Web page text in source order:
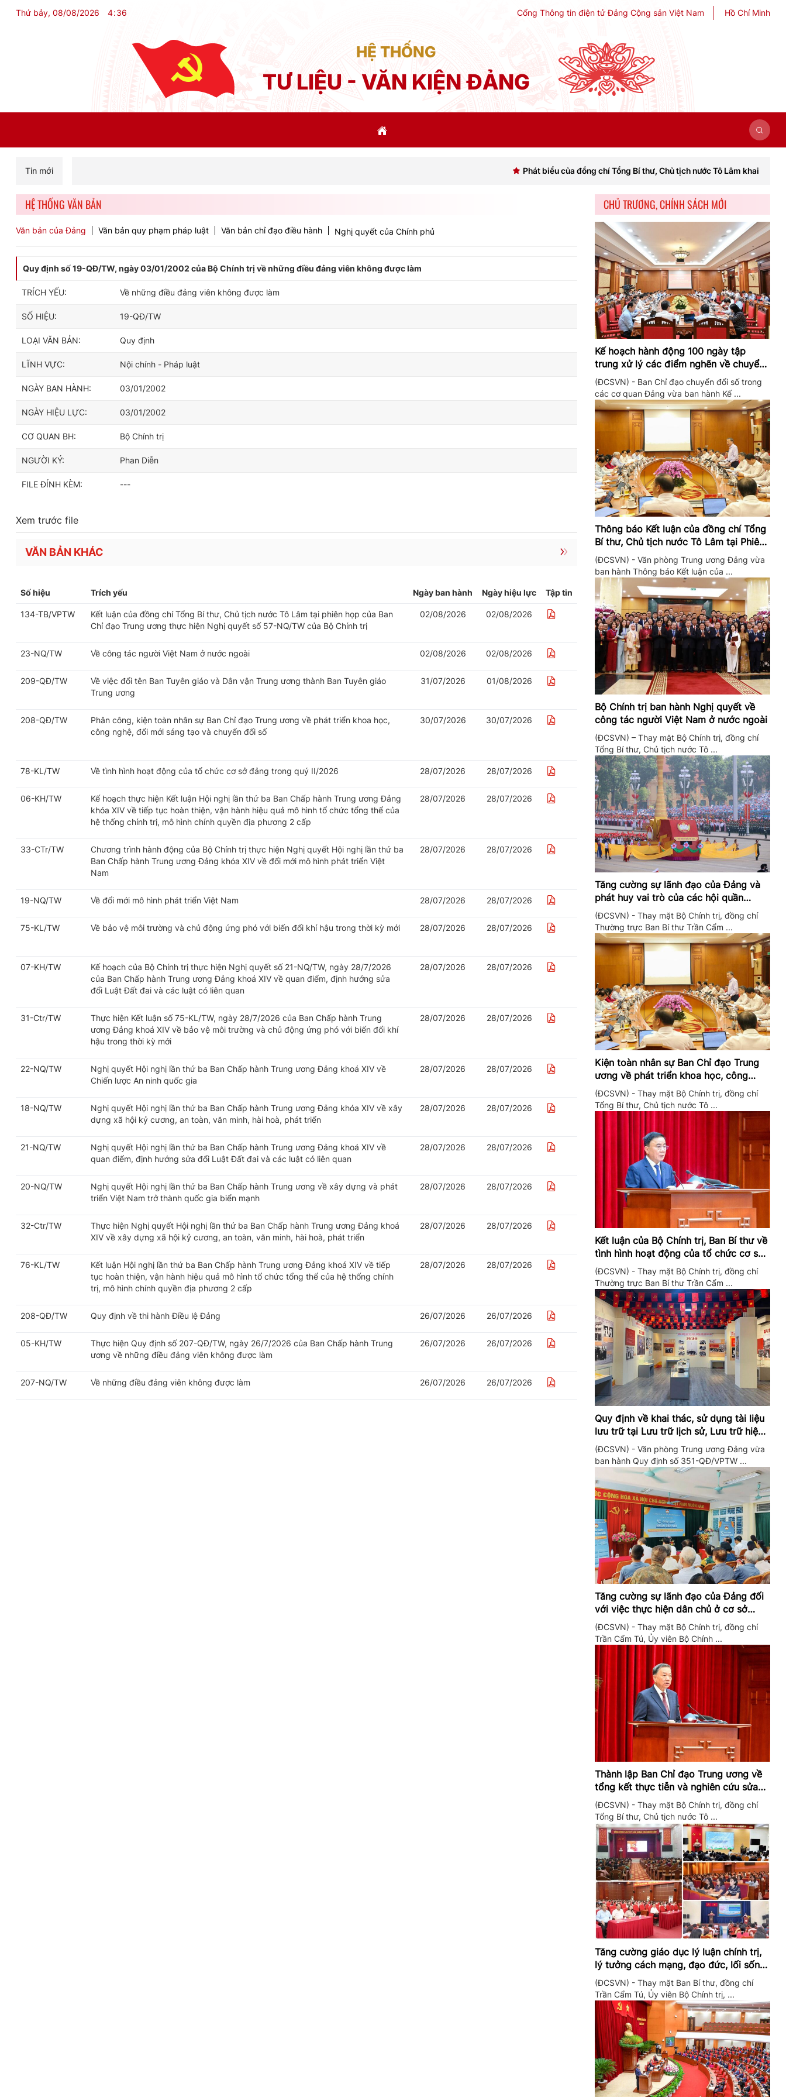
Thứ bảy, 08/08/2026 4:36 Cổng Thông tin điện tử Đảng Cộng sản Việt Nam Hồ Chí Minh
HỆ THỐNG
TƯ LIỆU - VĂN KIỆN ĐẢNG
Tin mới Phát biểu của đồng chí Tổng Bí thư, Chủ tịch nước Tô Lâm khai mạc Hội nghị
HỆ THỐNG VĂN BẢN
Văn bản của Đảng Văn bản quy phạm pháp luật Văn bản chỉ đạo điều hành Nghị quyết của Chính phủ
Quy định số 19-QĐ/TW, ngày 03/01/2002 của Bộ Chính trị về những điều đảng viên không được làm
TRÍCH YẾU: Về những điều đảng viên không được làm
SỐ HIỆU: 19-QĐ/TW
LOẠI VĂN BẢN: Quy định
LĨNH VỰC: Nội chính - Pháp luật
NGÀY BAN HÀNH: 03/01/2002
NGÀY HIỆU LỰC: 03/01/2002
CƠ QUAN BH: Bộ Chính trị
NGƯỜI KÝ: Phan Diễn
FILE ĐÍNH KÈM: ---
Xem trước file
VĂN BẢN KHÁC
Số hiệu Trích yếu Ngày ban hành Ngày hiệu lực Tập tin
134-TB/VPTW
Kết luận của đồng chí Tổng Bí thư, Chủ tịch nước Tô Lâm tại phiên họp của Ban
Chỉ đạo Trung ương thực hiện Nghị quyết số 57-NQ/TW của Bộ Chính trị
02/08/2026 02/08/2026
23-NQ/TW Về công tác người Việt Nam ở nước ngoài 02/08/2026 02/08/2026
209-QĐ/TW
Về việc đổi tên Ban Tuyên giáo và Dân vận Trung ương thành Ban Tuyên giáo
Trung ương
31/07/2026 01/08/2026
208-QĐ/TW
Phân công, kiện toàn nhân sự Ban Chỉ đạo Trung ương về phát triển khoa học,
công nghệ, đổi mới sáng tạo và chuyển đổi số
30/07/2026 30/07/2026
78-KL/TW Về tình hình hoạt động của tổ chức cơ sở đảng trong quý II/2026 28/07/2026 28/07/2026
06-KH/TW
Kế hoạch thực hiện Kết luận Hội nghị lần thứ ba Ban Chấp hành Trung ương Đảng
khóa XIV về tiếp tục hoàn thiện, vận hành hiệu quả mô hình tổ chức tổng thể của
hệ thống chính trị, mô hình chính quyền địa phương 2 cấp
28/07/2026 28/07/2026
33-CTr/TW
Chương trình hành động của Bộ Chính trị thực hiện Nghị quyết Hội nghị lần thứ ba
Ban Chấp hành Trung ương Đảng khóa XIV về đổi mới mô hình phát triển Việt
Nam
28/07/2026 28/07/2026
19-NQ/TW Về đổi mới mô hình phát triển Việt Nam 28/07/2026 28/07/2026
75-KL/TW Về bảo vệ môi trường và chủ động ứng phó với biến đổi khí hậu trong thời kỳ mới 28/07/2026 28/07/2026
07-KH/TW
Kế hoạch của Bộ Chính trị thực hiện Nghị quyết số 21-NQ/TW, ngày 28/7/2026
của Ban Chấp hành Trung ương Đảng khoá XIV về quan điểm, định hướng sửa
đổi Luật Đất đai và các luật có liên quan
28/07/2026 28/07/2026
31-Ctr/TW
Thực hiện Kết luận số 75-KL/TW, ngày 28/7/2026 của Ban Chấp hành Trung
ương Đảng khoá XIV về bảo vệ môi trường và chủ động ứng phó với biến đổi khí
hậu trong thời kỳ mới
28/07/2026 28/07/2026
22-NQ/TW
Nghị quyết Hội nghị lần thứ ba Ban Chấp hành Trung ương Đảng khoá XIV về
Chiến lược An ninh quốc gia
28/07/2026 28/07/2026
18-NQ/TW
Nghị quyết Hội nghị lần thứ ba Ban Chấp hành Trung ương Đảng khóa XIV về xây
dựng xã hội kỷ cương, an toàn, văn minh, hài hoà, phát triển
28/07/2026 28/07/2026
21-NQ/TW
Nghị quyết Hội nghị lần thứ ba Ban Chấp hành Trung ương Đảng khoá XIV về
quan điểm, định hướng sửa đổi Luật Đất đai và các luật có liên quan
28/07/2026 28/07/2026
20-NQ/TW
Nghị quyết Hội nghị lần thứ ba Ban Chấp hành Trung ương về xây dựng và phát
triển Việt Nam trở thành quốc gia biển mạnh
28/07/2026 28/07/2026
32-Ctr/TW
Thực hiện Nghị quyết Hội nghị lần thứ ba Ban Chấp hành Trung ương Đảng khoá
XIV về xây dựng xã hội kỷ cương, an toàn, văn minh, hài hoà, phát triển
28/07/2026 28/07/2026
76-KL/TW
Kết luận Hội nghị lần thứ ba Ban Chấp hành Trung ương Đảng khoá XIV về tiếp
tục hoàn thiện, vận hành hiệu quả mô hình tổ chức tổng thể của hệ thống chính
trị, mô hình chính quyền địa phương 2 cấp
28/07/2026 28/07/2026
208-QĐ/TW Quy định về thi hành Điều lệ Đảng 26/07/2026 26/07/2026
05-KH/TW
Thực hiện Quy định số 207-QĐ/TW, ngày 26/7/2026 của Ban Chấp hành Trung
ương về những điều đảng viên không được làm
26/07/2026 26/07/2026
207-NQ/TW Về những điều đảng viên không được làm 26/07/2026 26/07/2026
CHỦ TRƯƠNG, CHÍNH SÁCH MỚI
Kế hoạch hành động 100 ngày tập
trung xử lý các điểm nghẽn về chuyển
đổi số trong các cơ quan Đảng
(ĐCSVN) - Ban Chỉ đạo chuyển đổi số trong
các cơ quan Đảng vừa ban hành Kế ...
Thông báo Kết luận của đồng chí Tổng
Bí thư, Chủ tịch nước Tô Lâm tại Phiên
họp Ban Chỉ đạo Trung ương thực hiện
Nghị quyết 57
(ĐCSVN) - Văn phòng Trung ương Đảng vừa
ban hành Thông báo Kết luận của ...
Bộ Chính trị ban hành Nghị quyết về
công tác người Việt Nam ở nước ngoài
(ĐCSVN) – Thay mặt Bộ Chính trị, đồng chí
Tổng Bí thư, Chủ tịch nước Tô ...
Tăng cường sự lãnh đạo của Đảng và
phát huy vai trò của các hội quần
chúng trong giai đoạn phát triển mới
(ĐCSVN) - Thay mặt Bộ Chính trị, đồng chí
Thường trực Ban Bí thư Trần Cẩm ...
Kiện toàn nhân sự Ban Chỉ đạo Trung
ương về phát triển khoa học, công
nghệ, đổi mới sáng tạo và chuyển đổi
số
(ĐCSVN) - Thay mặt Bộ Chính trị, đồng chí
Tổng Bí thư, Chủ tịch nước Tô ...
Kết luận của Bộ Chính trị, Ban Bí thư về
tình hình hoạt động của tổ chức cơ sở
đảng trong quý II/2026
(ĐCSVN) - Thay mặt Bộ Chính trị, đồng chí
Thường trực Ban Bí thư Trần Cẩm ...
Quy định về khai thác, sử dụng tài liệu
lưu trữ tại Lưu trữ lịch sử, Lưu trữ hiện
hành của Trung ương Đảng và Văn
phòng Trung ương Đảng
(ĐCSVN) - Văn phòng Trung ương Đảng vừa
ban hành Quy định số 351-QĐ/VPTW ...
Tăng cường sự lãnh đạo của Đảng đối
với việc thực hiện dân chủ ở cơ sở
trong giai đoạn mới
(ĐCSVN) - Thay mặt Bộ Chính trị, đồng chí
Trần Cẩm Tú, Ủy viên Bộ Chính ...
Thành lập Ban Chỉ đạo Trung ương về
tổng kết thực tiễn và nghiên cứu sửa
đổi, bổ sung Điều lệ Đảng
(ĐCSVN) - Thay mặt Bộ Chính trị, đồng chí
Tổng Bí thư, Chủ tịch nước Tô ...
Tăng cường giáo dục lý luận chính trị,
lý tưởng cách mạng, đạo đức, lối sống,
ý thức công dân trong hệ thống giáo
dục quốc dân
(ĐCSVN) - Thay mặt Ban Bí thư, đồng chí
Trần Cẩm Tú, Ủy viên Bộ Chính trị, ...